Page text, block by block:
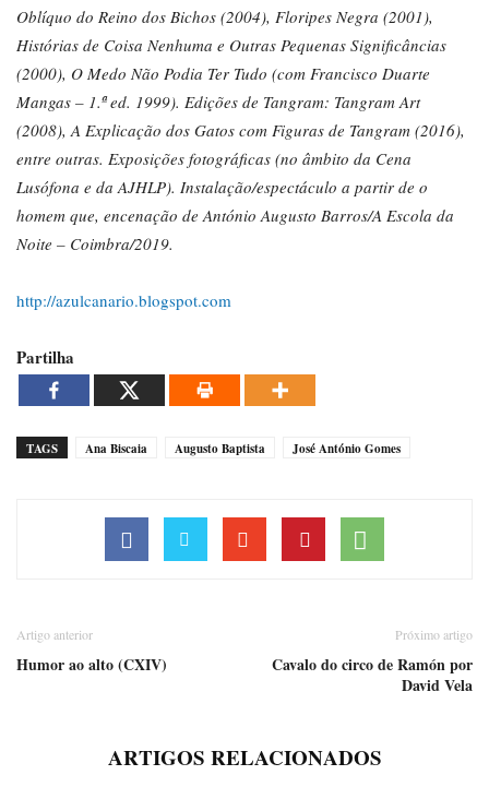
Oblíquo do Reino dos Bichos (2004), Floripes Negra (2001),
Histórias de Coisa Nenhuma e Outras Pequenas Significâncias
(2000), O Medo Não Podia Ter Tudo (com Francisco Duarte
Mangas – 1.ª ed. 1999). Edições de Tangram: Tangram Art
(2008), A Explicação dos Gatos com Figuras de Tangram (2016),
entre outras. Exposições fotográficas (no âmbito da Cena
Lusófona e da AJHLP). Instalação/espectáculo a partir de o
homem que, encenação de António Augusto Barros/A Escola da
Noite – Coimbra/2019.
http://azulcanario.blogspot.com
Partilha
TAGS Ana Biscaia Augusto Baptista José António Gomes
Artigo anterior
Humor ao alto (CXIV)
Próximo artigo
Cavalo do circo de Ramón por
David Vela
ARTIGOS RELACIONADOS